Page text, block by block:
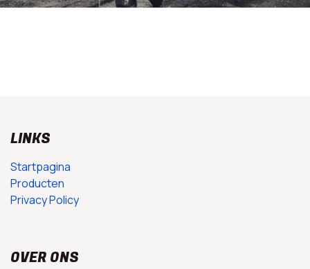
LINKS
Startpagina
Producten
Privacy Policy
OVER ONS